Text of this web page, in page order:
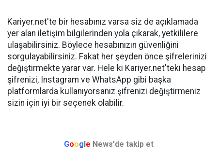
Kariyer.net'te bir hesabınız varsa siz de açıklamada
yer alan iletişim bilgilerinden yola çıkarak, yetkililere
ulaşabilirsiniz. Böylece hesabınızın güvenliğini
sorgulayabilirsiniz. Fakat her şeyden önce şifrelerinizi
değiştirmekte yarar var. Hele ki Kariyer.net'teki hesap
şifrenizi, Instagram ve WhatsApp gibi başka
platformlarda kullanıyorsanız şifrenizi değiştirmeniz
sizin için iyi bir seçenek olabilir.
Google News'de takip et